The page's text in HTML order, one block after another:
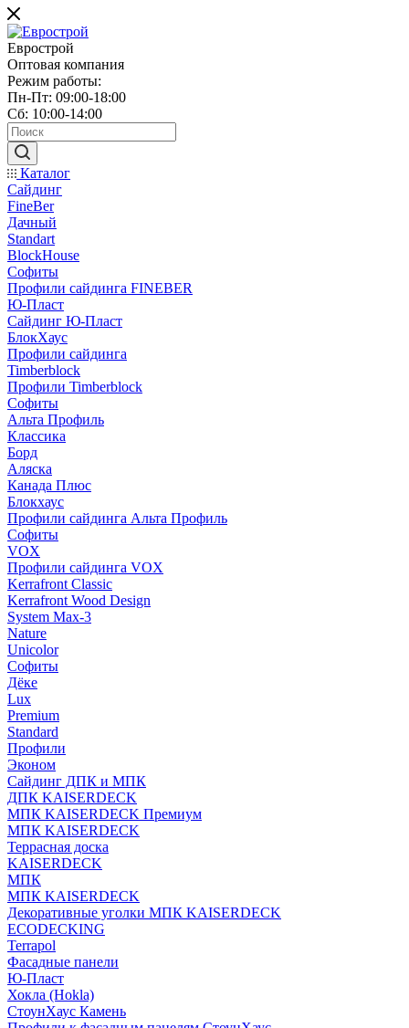
Еврострой
Оптовая компания
Режим работы:
Пн-Пт: 09:00-18:00
Сб: 10:00-14:00
Каталог
Сайдинг
FineBer
Дачный
Standart
BlockHouse
Софиты
Профили сайдинга FINEBER
Ю-Пласт
Сайдинг Ю-Пласт
БлокХаус
Профили сайдинга
Timberblock
Профили Timberblock
Софиты
Альта Профиль
Классика
Борд
Аляска
Канада Плюс
Блокхаус
Профили сайдинга Альта Профиль
Софиты
VOX
Профили сайдинга VOX
Kerrafront Classic
Kerrafront Wood Design
System Max-3
Nature
Unicolor
Софиты
Дёке
Lux
Premium
Standard
Профили
Эконом
Сайдинг ДПК и МПК
ДПК KAISERDECK
МПК KAISERDECK Премиум
МПК KAISERDECK
Террасная доска
KAISERDECK
МПК
МПК KAISERDECK
Декоративные уголки МПК KAISERDECK
ECODECKING
Terrapol
Фасадные панели
Ю-Пласт
Хокла (Hokla)
СтоунХаус Камень